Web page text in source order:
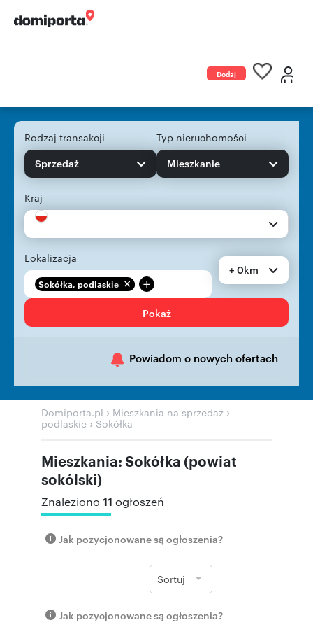
Dodaj
Rodzaj transakcji
Sprzedaż
Typ nieruchomości
Mieszkanie
Kraj
Lokalizacja
Sokółka, podlaskie +
+ 0km
Pokaż
Powiadom o nowych ofertach
Domiporta.pl › Mieszkania na sprzedaż ›
podlaskie ›Sokółka
Mieszkania: Sokółka (powiat
sokólski)
Znaleziono 11 ogłoszeń
Jak pozycjonowane są ogłoszenia?
Sortuj
Jak pozycjonowane są ogłoszenia?